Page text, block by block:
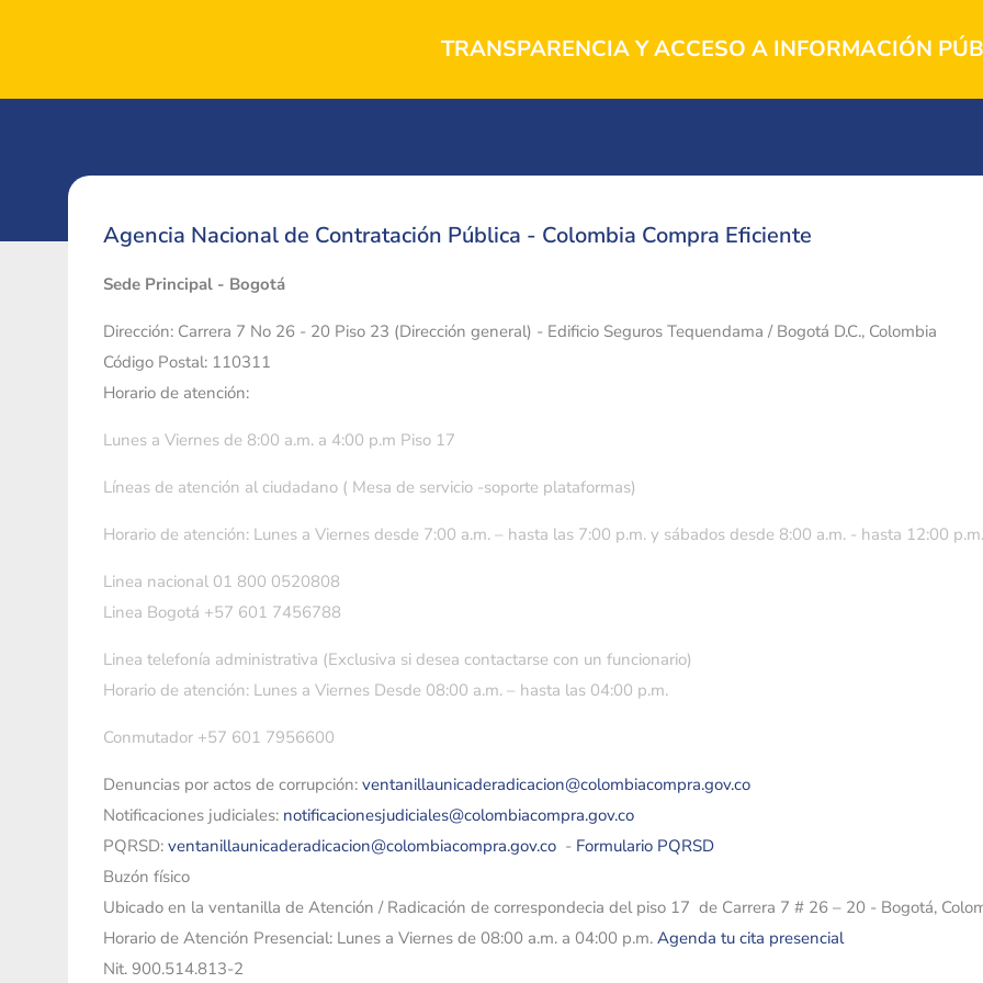
TRANSPARENCIA Y ACCESO A INFORMACIÓN
Agencia Nacional de Contratación Pública - Colombia Compra Eficiente
Sede Principal - Bogotá
Dirección: Carrera 7 No 26 - 20 Piso 23 (Dirección general) - Edificio Seguros Tequendama / Bogotá D.C., Colombia
Código Postal: 110311
Horario de atención:
Lunes a Viernes de 8:00 a.m. a 4:00 p.m Piso 17
Líneas de atención al ciudadano ( Mesa de servicio -soporte plataformas)
Horario de atención: Lunes a Viernes desde 7:00 a.m. – hasta las 7:00 p.m. y sábados desde 8:00 a.m. - hasta 12:00 p.m.
Linea nacional 01 800 0520808
Linea Bogotá +57 601 7456788
Linea telefonía administrativa (Exclusiva si desea contactarse con un funcionario)
Horario de atención: Lunes a Viernes Desde 08:00 a.m. – hasta las 04:00 p.m.
Conmutador +57 601 7956600
Denuncias por actos de corrupción: ventanillaunicaderadicacion@colombiacompra.gov.co
Notificaciones judiciales: notificacionesjudiciales@colombiacompra.gov.co
PQRSD: ventanillaunicaderadicacion@colombiacompra.gov.co - Formulario PQRSD
Buzón físico
Ubicado en la ventanilla de Atención / Radicación de correspondecia del piso 17 de Carrera 7 # 26 – 20 - Bogotá,
Horario de Atención Presencial: Lunes a Viernes de 08:00 a.m. a 04:00 p.m. Agenda tu cita presencial
Nit. 900.514.813-2